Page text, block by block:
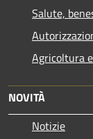
Salute,
Agricoltura
NOVITÀ
Notizie